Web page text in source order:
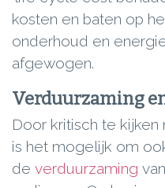
kosten en baten op
onderhoud en
afgewogen.
Verduurzaming
Door kritisch te kijken
is het mogelijk om
de verduurzaming